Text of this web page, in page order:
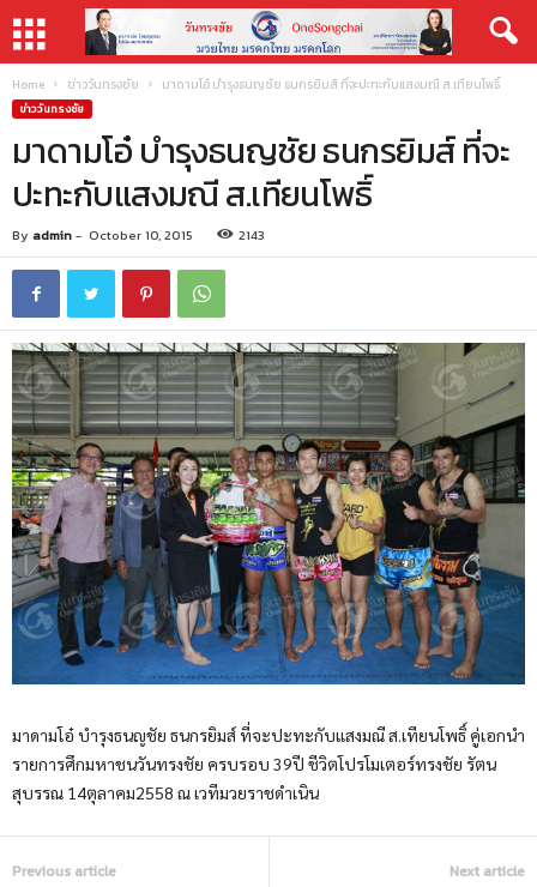
Home ข่าววันทรงชัย มาดามโอ๋ บำรุงธนญชัย ธนกรยิมส์ ที่จะปะทะกับแสงมณี ส.เทียนโพธิ์
ข่าววันทรงชัย
มาดามโอ๋ บำรุงธนญชัย ธนกรยิมส์ ที่จะ
ปะทะกับแสงมณี ส.เทียนโพธิ์
By admin- October 10, 2015 2143
มาดามโอ๋ บำรุงธนญชัย ธนกรยิมส์ ที่จะปะทะกับแสงมณี ส.เทียนโพธิ์ คู่เอกนำ
รายการศึกมหาชนวันทรงชัย ครบรอบ 39ปี ชีวิตโปรโมเตอร์ทรงชัย รัตน
สุบรรณ 14ตุลาคม2558 ณ เวทีมวยราชดำเนิน
Previous article Next article